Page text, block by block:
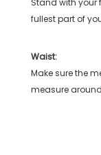
fullest part of
Waist:
Make sure the
measure